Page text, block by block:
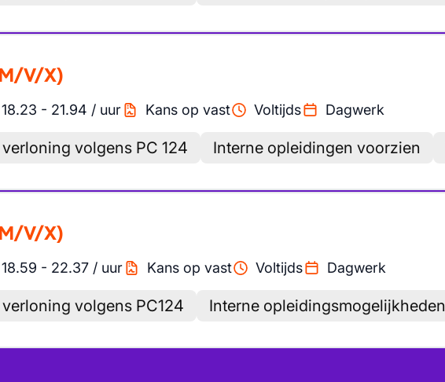
V/X)
18.23 - 21.94 / uur Kans op vast Voltijds Dagwerk
volgens PC 124 Interne opleidingen voorzien
V/X)
18.59 - 22.37 / uur Kans op vast Voltijds Dagwerk
volgens PC124 Interne opleidingsmogelijkheden